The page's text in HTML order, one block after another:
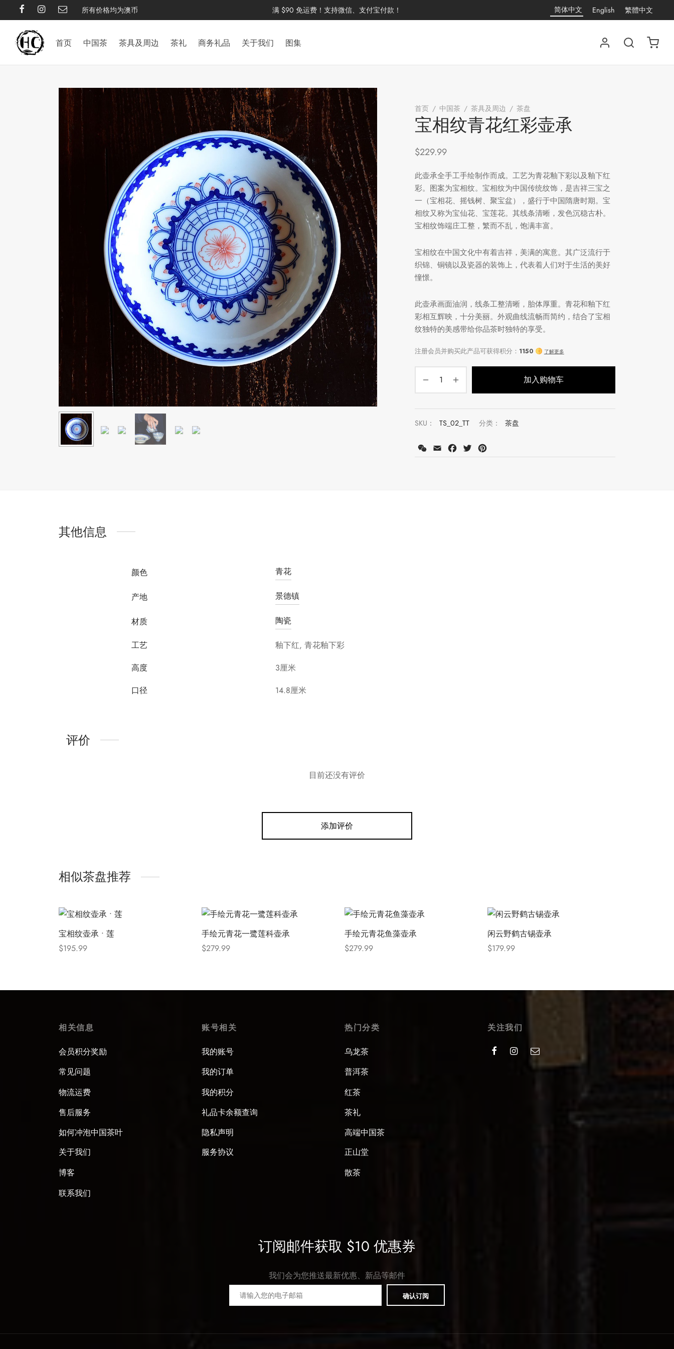
所有价格均为澳币 满 $90 免运费！支持微信、支付宝付款！ 简体中文 English 繁體中文
首页 中国茶 茶具及周边 茶礼 商务礼品 关于我们 图集
首页 / 中国茶 / 茶具及周边 / 茶盘
宝相纹青花红彩壶承
$229.99
此壶承全手工手绘制作而成。工艺为青花釉下彩以及釉下红
彩。图案为宝相纹。宝相纹为中国传统纹饰，是吉祥三宝之
一（宝相花、摇钱树、聚宝盆），盛行于中国隋唐时期。宝
相纹又称为宝仙花、宝莲花。其线条清晰，发色沉稳古朴。
宝相纹饰端庄工整，繁而不乱，饱满丰富。
宝相纹在中国文化中有着吉祥，美满的寓意。其广泛流行于
织锦、铜镜以及瓷器的装饰上，代表着人们对于生活的美好
憧憬。
此壶承画面油润，线条工整清晰，胎体厚重。青花和釉下红
彩相互辉映，十分美丽。外观曲线流畅而简约，结合了宝相
纹独特的美感带给你品茶时独特的享受。
加入购物车
SKU： TS_02_TT 分类： 茶盘
WeChat
Email Facebook
Twitter
其他信息
颜色 青花
产地 景德镇
材质 陶瓷
工艺
釉下红, 青花釉下彩
高度
3厘米
口径
14.8厘米
评价
目前还没有评价
添加评价
相似茶盘推荐
宝相纹壶承 • 莲
$195.99
手绘元青花一鹭莲科壶承
$279.99
手绘元青花鱼藻壶承
$279.99
闲云野鹤古锡壶承
$179.99
相关信息
会员积分奖励
常见问题
物流运费
售后服务
如何冲泡中国茶叶
关于我们
博客
联系我们
账号相关
我的账号
我的订单
我的积分
礼品卡余额查询
隐私声明
服务协议
热门分类
乌龙茶
普洱茶
红茶
茶礼
高端中国茶
正山堂
散茶
关注我们
订阅邮件获取 $10 优惠券
我们会为您推送最新优惠、新品等邮件
确认订阅